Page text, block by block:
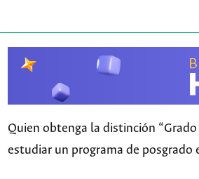
Quien obtenga la distinción
estudiar un programa de posgrado